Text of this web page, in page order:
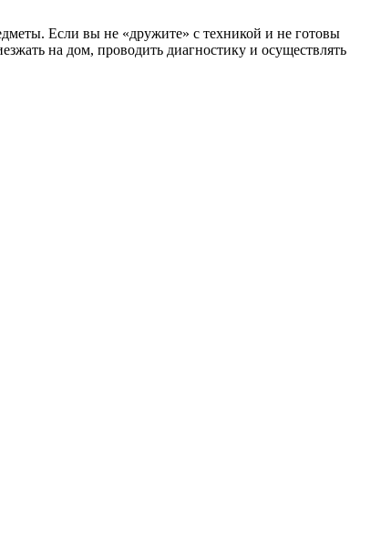
Если вы не «дружите» с техникой и не готовы
на дом, проводить диагностику и осуществлять